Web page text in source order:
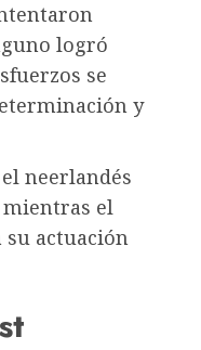
logró
se
y
neerlandés
mientras el
actuación